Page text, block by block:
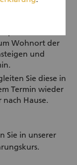
Wohnort der
und
Sie diese in
Termin wieder
Hause.
Sie in unserer